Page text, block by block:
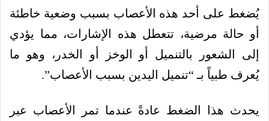
يُضغط على أحد هذه الأعصاب بسبب وضعية خاطئة
أو حالة مرضية، تتعطل هذه الإشارات، مما يؤدي
إلى الشعور بالتنميل أو الوخز أو الخدر، وهو ما
يُعرف طبياً بـ “تنميل اليدين بسبب الأعصاب”.
يحدث هذا الضغط عادةً عندما تمر الأعصاب عبر